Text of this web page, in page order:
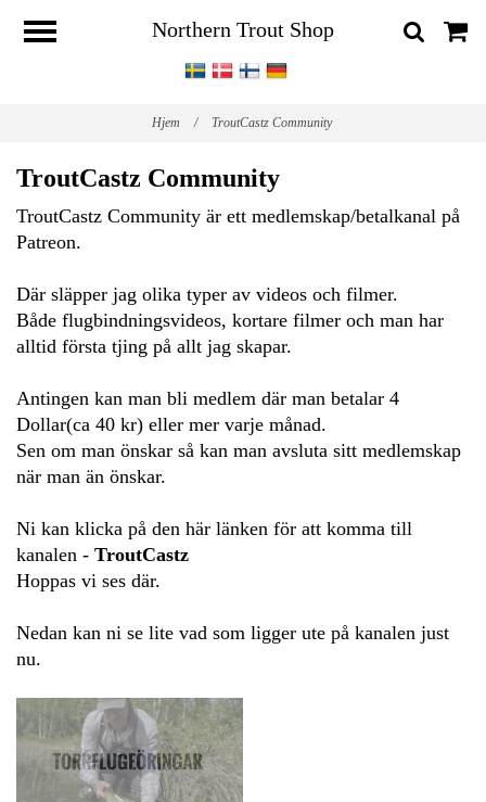
Northern Trout Shop
Hjem / TroutCastz Community
TroutCastz Community
TroutCastz Community är ett medlemskap/betalkanal på
Patreon.
Där släpper jag olika typer av videos och filmer.
Både flugbindningsvideos, kortare filmer och man har
alltid första tjing på allt jag skapar.
Antingen kan man bli medlem där man betalar 4
Dollar(ca 40 kr) eller mer varje månad.
Sen om man önskar så kan man avsluta sitt medlemskap
när man än önskar.
Ni kan klicka på den här länken för att komma till
kanalen - TroutCastz
Hoppas vi ses där.
Nedan kan ni se lite vad som ligger ute på kanalen just
nu.